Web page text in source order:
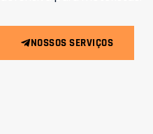
NOSSOS SERVIÇOS